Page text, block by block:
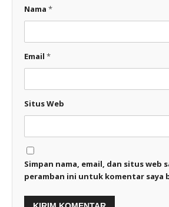
Nama *
Email *
Situs Web
Simpan nama, email, dan situs web
peramban ini untuk komentar saya